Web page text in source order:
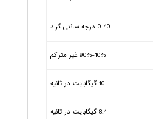
0-40 درجه سانتی گراد
10%-90% غیر متراکم
10 گیگابایت در ثانیه
8.4 گیگابایت در ثانیه